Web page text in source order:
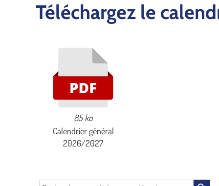
Téléchargez le
85 ko
Calendrier général
2026/2027